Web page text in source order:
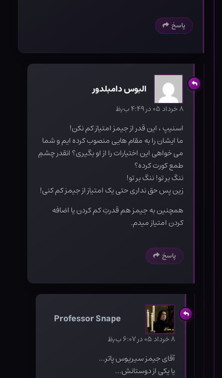
پاسخ
البوس دامبلدور
۸ خرداد ۰۵ در ۴:۴۹ ب٫ظ
اسنیپ ، این قدر از جیمز امتیاز کم نکن!
ما ایشان را به مقام هایی منصوب کرده ایم و شما
می خواهی این اختیارات را از او بگیری؟ انقدر چشمِ
طمع کورت کرده؟
ننگ بر تو! ننگ بر تو!
زین پس حق نداری حتی یک امتیاز از جیمز کم کنی!
همچنین به جیمز هم قدرتِ کم کردن یا اضافه
کردن امتیاز میدم.
پاسخ
Professor Snape
۸ خرداد ۰۵ در ۶:۰۷ ب٫ظ
آقای جیمز سیریوس پاتر…
یا یکی از دوستانش…